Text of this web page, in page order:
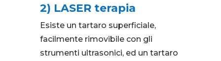
2) LASER terapia
Esiste un tartaro superficiale,
facilmente rimovibile con gli
strumenti ultrasonici, ed un tartaro